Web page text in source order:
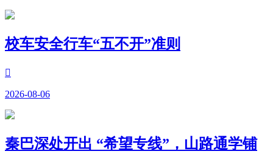
校车安全行车“五不开”准则

2026-08-06
秦巴深处开出 “希望专线”，山路通学铺